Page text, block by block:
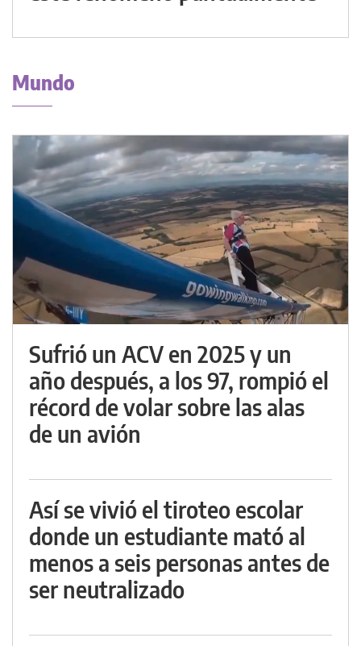
Mundo
Sufrió un ACV en 2025 y un
año después, a los 97, rompió el
récord de volar sobre las alas
de un avión
Así se vivió el tiroteo escolar
donde un estudiante mató al
menos a seis personas antes de
ser neutralizado